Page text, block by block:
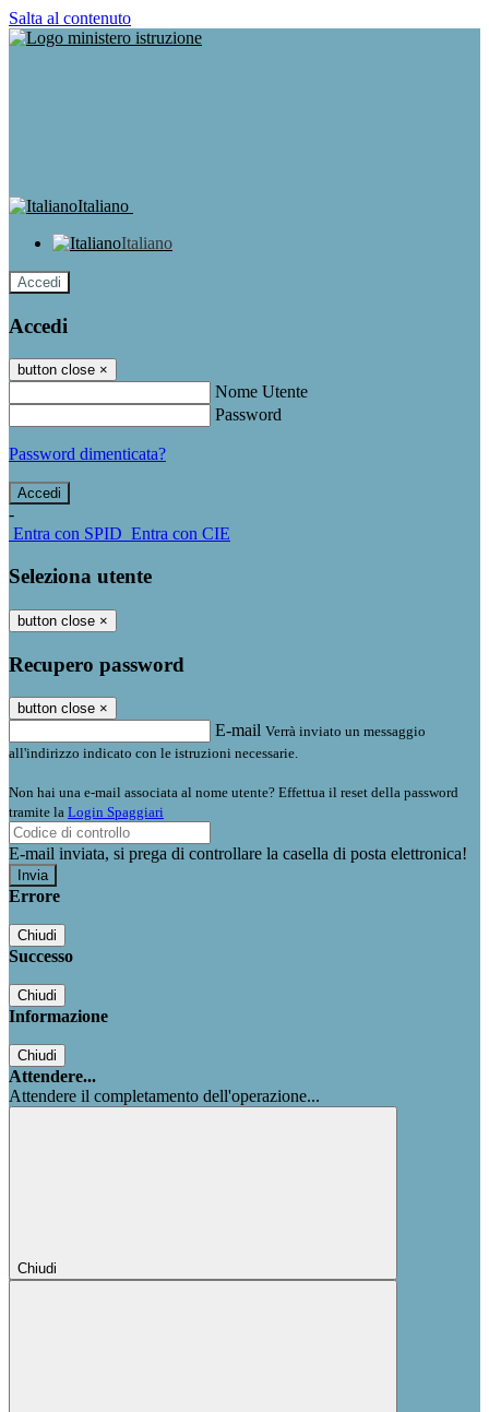
Salta al contenuto
Italiano
Italiano
Accedi
Accedi
button close ×
Nome Utente
Password
Password dimenticata?
-
Entra con SPID Entra con CIE
Seleziona utente
button close ×
Recupero password
button close ×
E-mail Verrà inviato un messaggio
all'indirizzo indicato con le istruzioni necessarie.
Non hai una e-mail associata al nome utente? Effettua il reset della password
tramite la Login Spaggiari
E-mail inviata, si prega di controllare la casella di posta elettronica!
Errore
Chiudi
Successo
Chiudi
Informazione
Chiudi
Attendere...
Attendere il completamento dell'operazione...
Chiudi